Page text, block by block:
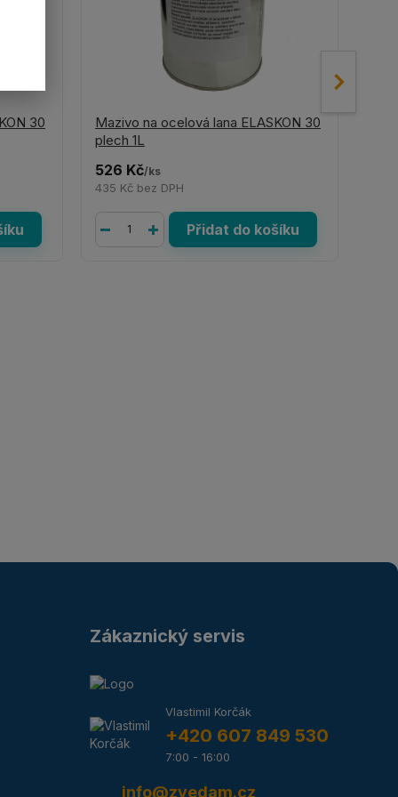
30
Mazivo na ocelová lana ELASKON 30
plech 1L
526 Kč/ks
435 Kč bez DPH
Přidat do košíku
Zákaznický servis
Vlastimil Korčák
+420 607 849 530
7:00 - 16:00
info@zvedam.cz